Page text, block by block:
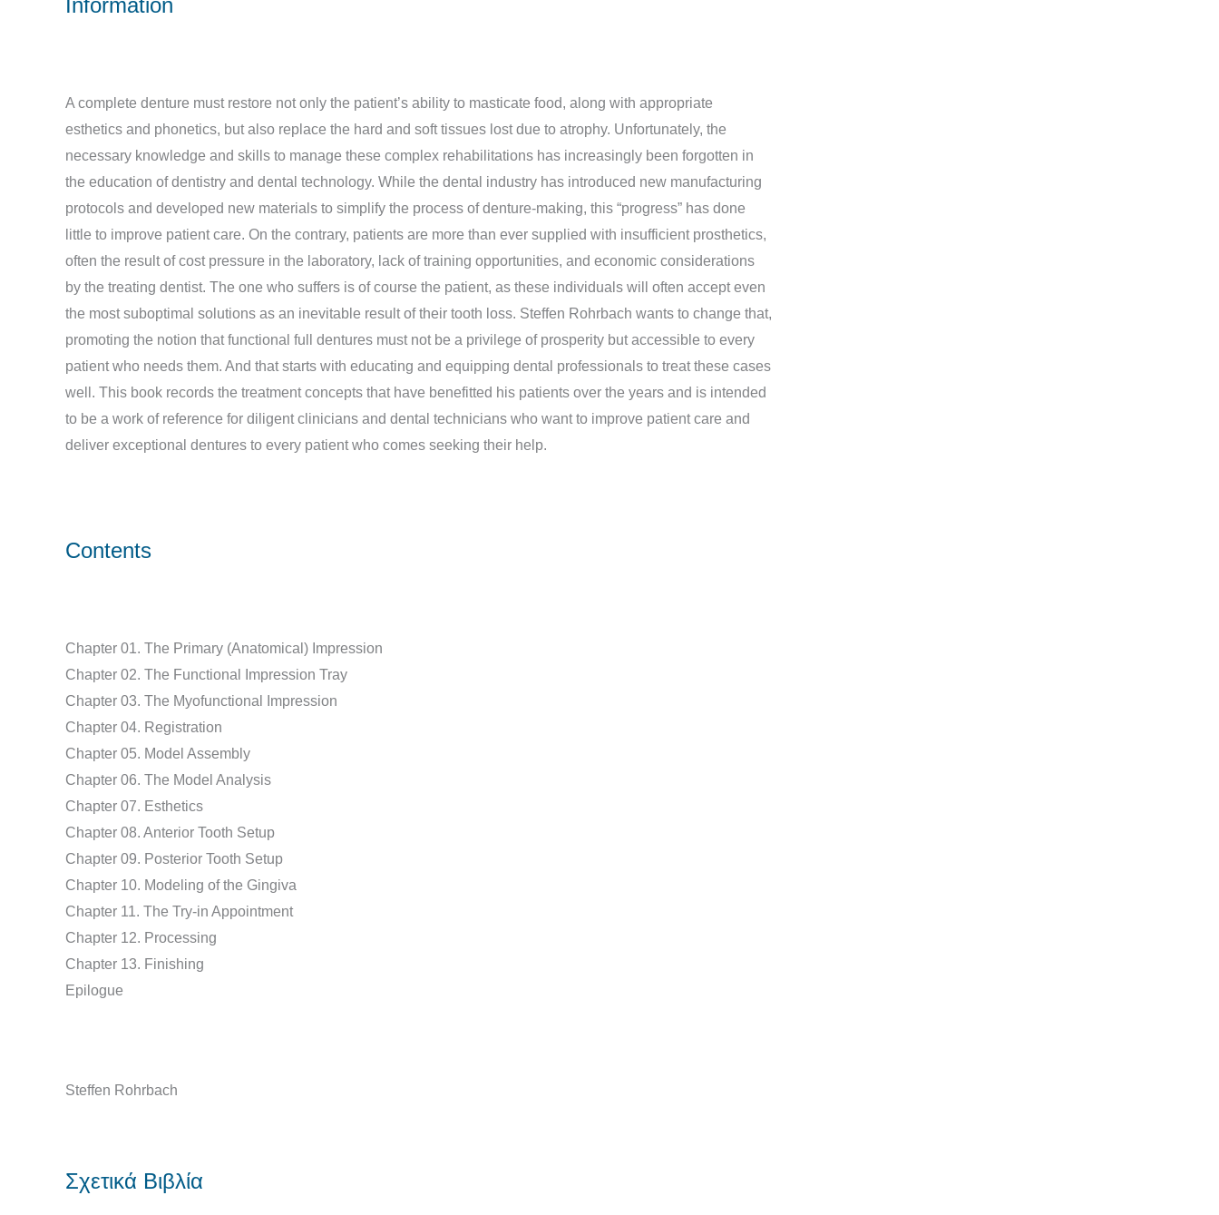
A complete denture must restore not only the patient’s ability to masticate food, along with appropriate
esthetics and phonetics, but also replace the hard and soft tissues lost due to atrophy. Unfortunately, the
necessary knowledge and skills to manage these complex rehabilitations has increasingly been forgotten in
the education of dentistry and dental technology. While the dental industry has introduced new manufacturing
protocols and developed new materials to simplify the process of denture-making, this “progress” has done
little to improve patient care. On the contrary, patients are more than ever supplied with insufficient prosthetics,
often the result of cost pressure in the laboratory, lack of training opportunities, and economic considerations
by the treating dentist. The one who suffers is of course the patient, as these individuals will often accept even
the most suboptimal solutions as an inevitable result of their tooth loss. Steffen Rohrbach wants to change that,
promoting the notion that functional full dentures must not be a privilege of prosperity but accessible to every
patient who needs them. And that starts with educating and equipping dental professionals to treat these cases
well. This book records the treatment concepts that have benefitted his patients over the years and is intended
to be a work of reference for diligent clinicians and dental technicians who want to improve patient care and
deliver exceptional dentures to every patient who comes seeking their help.
Contents
Chapter 01. The Primary (Anatomical) Impression
Chapter 02. The Functional Impression Tray
Chapter 03. The Myofunctional Impression
Chapter 04. Registration
Chapter 05. Model Assembly
Chapter 06. The Model Analysis
Chapter 07. Esthetics
Chapter 08. Anterior Tooth Setup
Chapter 09. Posterior Tooth Setup
Chapter 10. Modeling of the Gingiva
Chapter 11. The Try-in Appointment
Chapter 12. Processing
Chapter 13. Finishing
Epilogue
Steffen Rohrbach
Σχετικά Βιβλία